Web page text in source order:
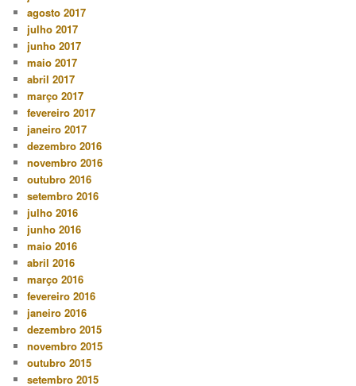
agosto 2017
julho 2017
junho 2017
maio 2017
abril 2017
março 2017
fevereiro 2017
janeiro 2017
dezembro 2016
novembro 2016
outubro 2016
setembro 2016
julho 2016
junho 2016
maio 2016
abril 2016
março 2016
fevereiro 2016
janeiro 2016
dezembro 2015
novembro 2015
outubro 2015
setembro 2015